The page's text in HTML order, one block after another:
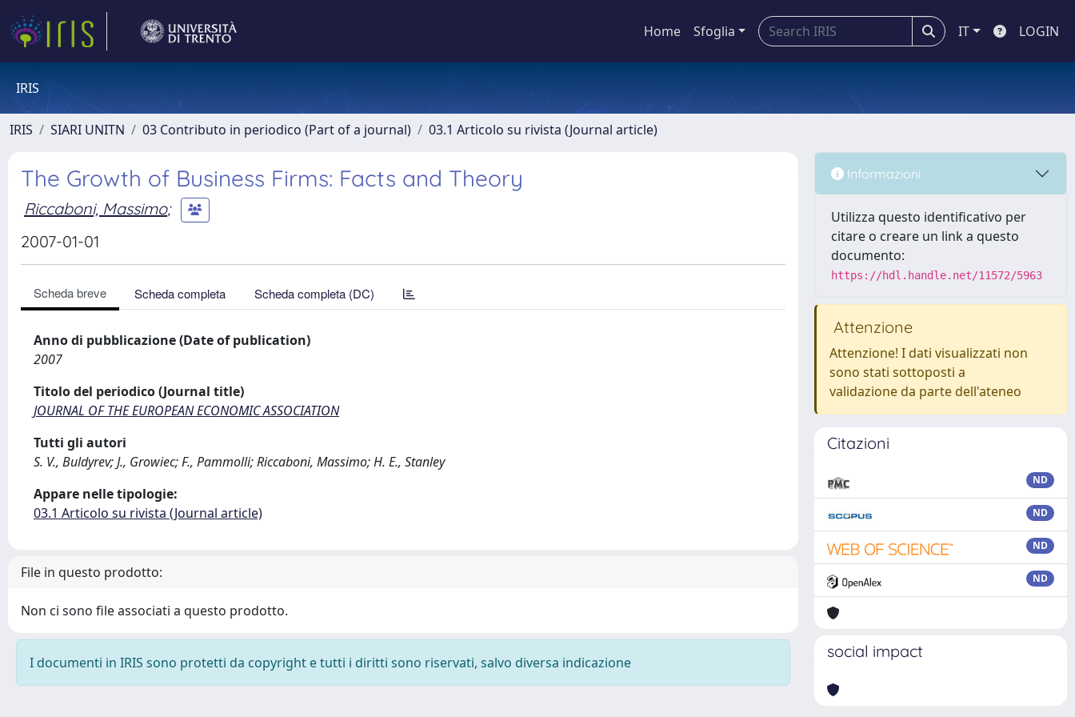
Home Sfoglia IT LOGIN
IRIS
IRIS SIARI UNITN 03 Contributo in periodico (Part of a journal) 03.1 Articolo su rivista (Journal article)
The Growth of Business Firms: Facts and Theory
Riccaboni, Massimo;
2007-01-01
Scheda breve Scheda completa Scheda completa (DC)
Anno di pubblicazione (Date of publication)
2007
Titolo del periodico (Journal title)
JOURNAL OF THE EUROPEAN ECONOMIC ASSOCIATION
Tutti gli autori
S. V., Buldyrev; J., Growiec; F., Pammolli; Riccaboni, Massimo; H. E., Stanley
Appare nelle tipologie:
03.1 Articolo su rivista (Journal article)
File in questo prodotto:
Non ci sono file associati a questo prodotto.
I documenti in IRIS sono protetti da copyright e tutti i diritti sono riservati, salvo diversa indicazione
Informazioni
Utilizza questo identificativo per
citare o creare un link a questo
documento:
https://hdl.handle.net/11572/5963
Attenzione
Attenzione! I dati visualizzati non
sono stati sottoposti a
validazione da parte dell'ateneo
Citazioni
ND
ND
ND
ND
social impact